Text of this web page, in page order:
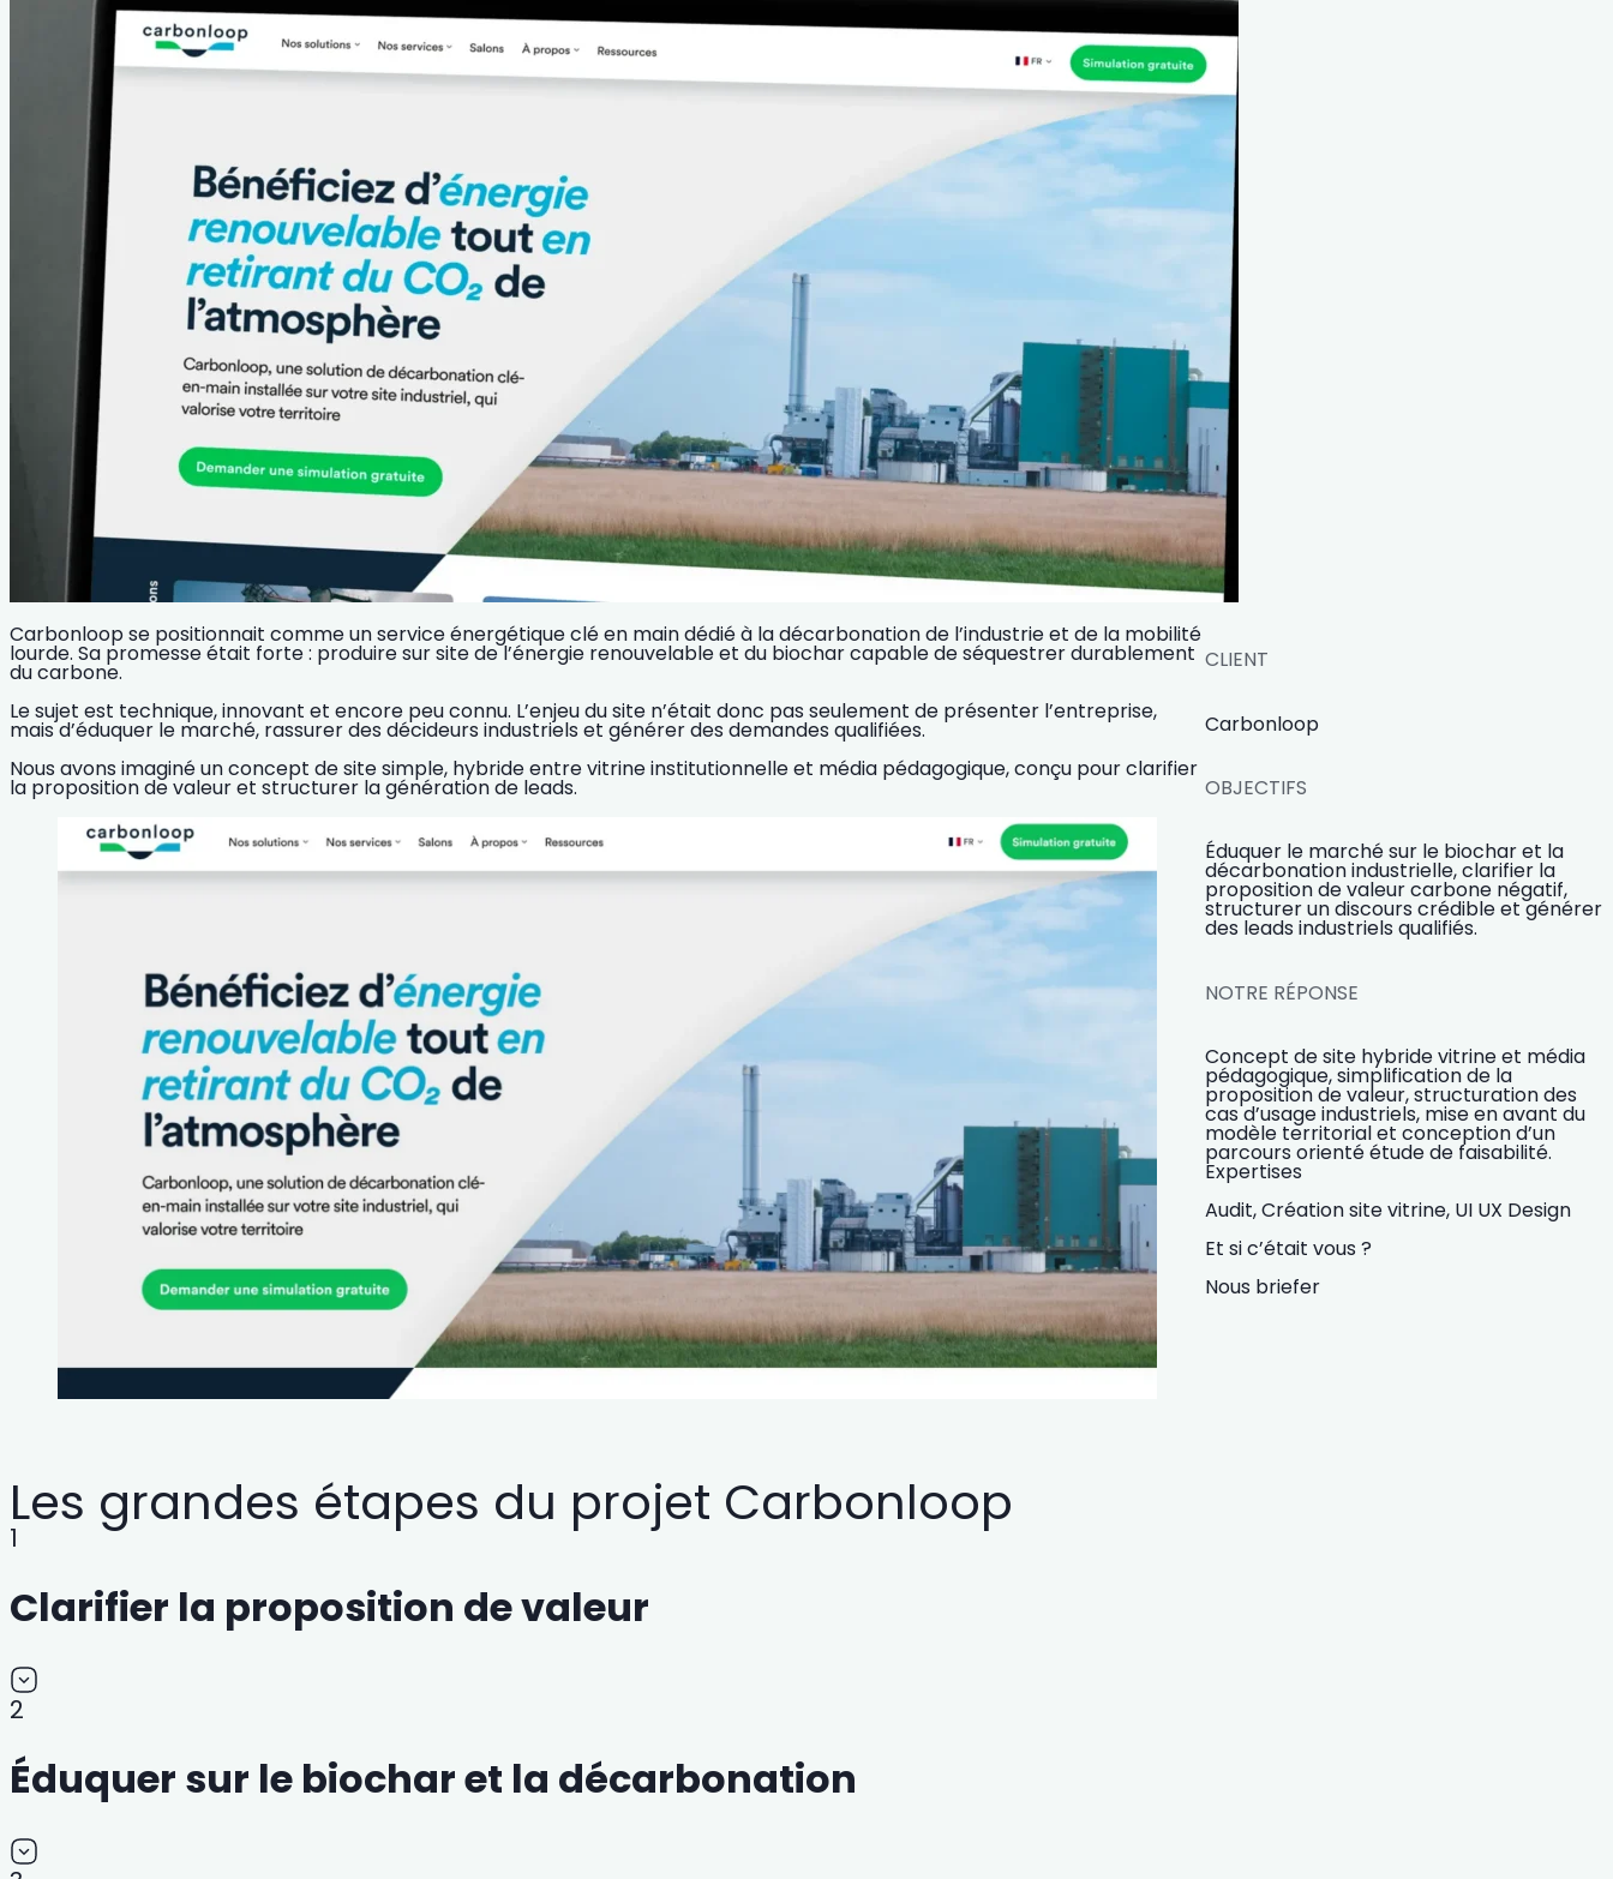
Carbonloop se positionnait comme un service énergétique clé en main dédié à la décarbonation de l’industrie et de la mobilité
lourde. Sa promesse était forte : produire sur site de l’énergie renouvelable et du biochar capable de séquestrer durablement
du carbone.
Le sujet est technique, innovant et encore peu connu. L’enjeu du site n’était donc pas seulement de présenter l’entreprise,
mais d’éduquer le marché, rassurer des décideurs industriels et générer des demandes qualifiées.
Nous avons imaginé un concept de site simple, hybride entre vitrine institutionnelle et média pédagogique, conçu pour clarifier
la proposition de valeur et structurer la génération de leads.
Les grandes étapes du projet Carbonloop
1
Clarifier la proposition de valeur
2
Éduquer sur le biochar et la décarbonation
CLIENT
Carbonloop
OBJECTIFS
Éduquer le marché sur le biochar et la
décarbonation industrielle, clarifier la
proposition de valeur carbone négatif,
structurer un discours crédible et générer
des leads industriels qualifiés.
NOTRE RÉPONSE
Concept de site hybride vitrine et média
pédagogique, simplification de la
proposition de valeur, structuration des
cas d’usage industriels, mise en avant du
modèle territorial et conception d’un
parcours orienté étude de faisabilité.
Expertises
Audit,Création site vitrine, UI UX Design
Et si c’était vous ?
Nous briefer